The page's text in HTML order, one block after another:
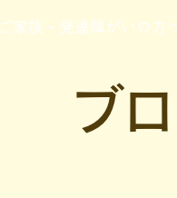
ご家族・発達障がいの方
ブ